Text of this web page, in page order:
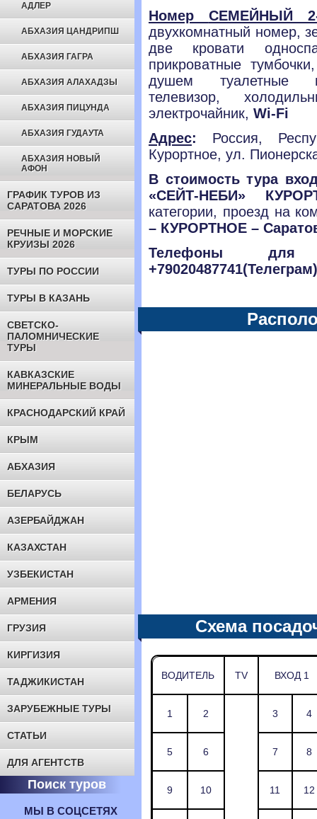
АДЛЕР
АБХАЗИЯ ЦАНДРИПШ
АБХАЗИЯ ГАГРА
АБХАЗИЯ АЛАХАДЗЫ
АБХАЗИЯ ПИЦУНДА
АБХАЗИЯ ГУДАУТА
АБХАЗИЯ НОВЫЙ
АФОН
ГРАФИК ТУРОВ ИЗ
САРАТОВА 2026
РЕЧНЫЕ И МОРСКИЕ
КРУИЗЫ 2026
ТУРЫ ПО РОССИИ
ТУРЫ В КАЗАНЬ
СВЕТСКО-
ПАЛОМНИЧЕСКИЕ
ТУРЫ
КАВКАЗСКИЕ
МИНЕРАЛЬНЫЕ ВОДЫ
КРАСНОДАРСКИЙ КРАЙ
КРЫМ
АБХАЗИЯ
БЕЛАРУСЬ
АЗЕРБАЙДЖАН
КАЗАХСТАН
УЗБЕКИСТАН
АРМЕНИЯ
ГРУЗИЯ
КИРГИЗИЯ
ТАДЖИКИСТАН
ЗАРУБЕЖНЫЕ ТУРЫ
СТАТЬИ
ДЛЯ АГЕНТСТВ
Поиск туров
МЫ В СОЦСЕТЯХ
Номер
СЕМЕЙНЫЙ
двухкомнатный номер,
две кровати
прикроватные
душем туалетные
телевизор,
электрочайник, Wi-Fi
Адрес: Россия,
Курортное, ул.
В стоимость тура
«СЕЙТ-НЕБИ»
категории, проезд на
– КУРОРТНОЕ –
Телефоны для
+79020487741(Телеграм)
Схема
ВОДИТЕЛЬ TV ВХОД 1
1 2 3 4
5 6 7 8
9 10 11 12